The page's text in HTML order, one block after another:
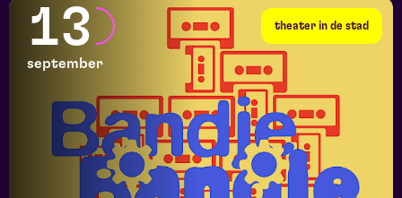
theater in de stad
13
september